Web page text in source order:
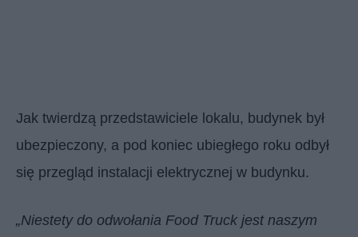
Jak twierdzą przedstawiciele lokalu, budynek był
ubezpieczony, a pod koniec ubiegłego roku odbył
się przegląd instalacji elektrycznej w budynku.
„Niestety do odwołania Food Truck jest naszym